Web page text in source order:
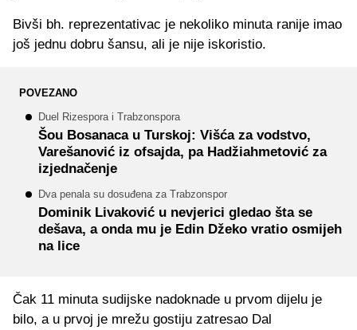
Bivši bh. reprezentativac je nekoliko minuta ranije imao
još jednu dobru šansu, ali je nije iskoristio.
POVEZANO
Duel Rizespora i Trabzonspora
Šou Bosanaca u Turskoj: Višća za vodstvo,
Varešanović iz ofsajda, pa Hadžiahmetović za
izjednačenje
Dva penala su dosuđena za Trabzonspor
Dominik Livaković u nevjerici gledao šta se
dešava, a onda mu je Edin Džeko vratio osmijeh
na lice
Čak 11 minuta sudijske nadoknade u prvom dijelu je
bilo, a u prvoj je mrežu gostiju zatresao Dal